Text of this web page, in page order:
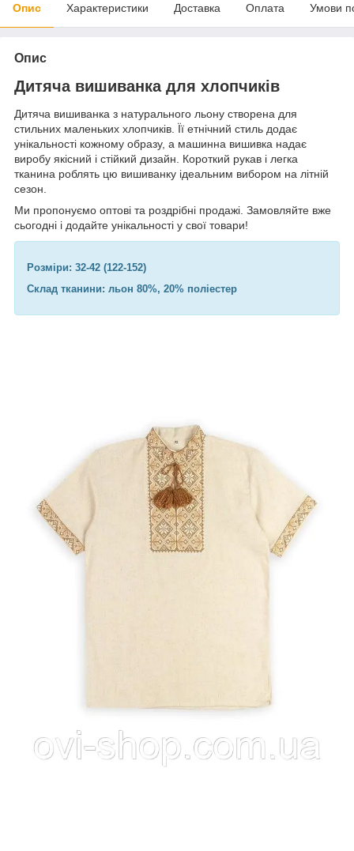
Опис Характеристики Доставка Оплата Умови
Опис
Дитяча вишиванка для хлопчиків
Дитяча вишиванка з натурального льону створена для
стильних маленьких хлопчиків. Її етнічний стиль додає
унікальності кожному образу, а машинна вишивка надає
виробу якісний і стійкий дизайн. Короткий рукав і легка
тканина роблять цю вишиванку ідеальним вибором на літній
сезон.
Ми пропонуємо оптові та роздрібні продажі. Замовляйте вже
сьогодні і додайте унікальності у свої товари!
Розміри: 32-42 (122-152)
Склад тканини: льон 80%, 20% поліестер